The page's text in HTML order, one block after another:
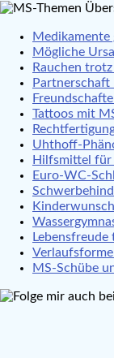
Medikamente
Mögliche
Rauchen
Partnerschaft
Tattoos mit
Uhthoff-
Hilfsmittel für
Euro-WC-
MS-Schübe